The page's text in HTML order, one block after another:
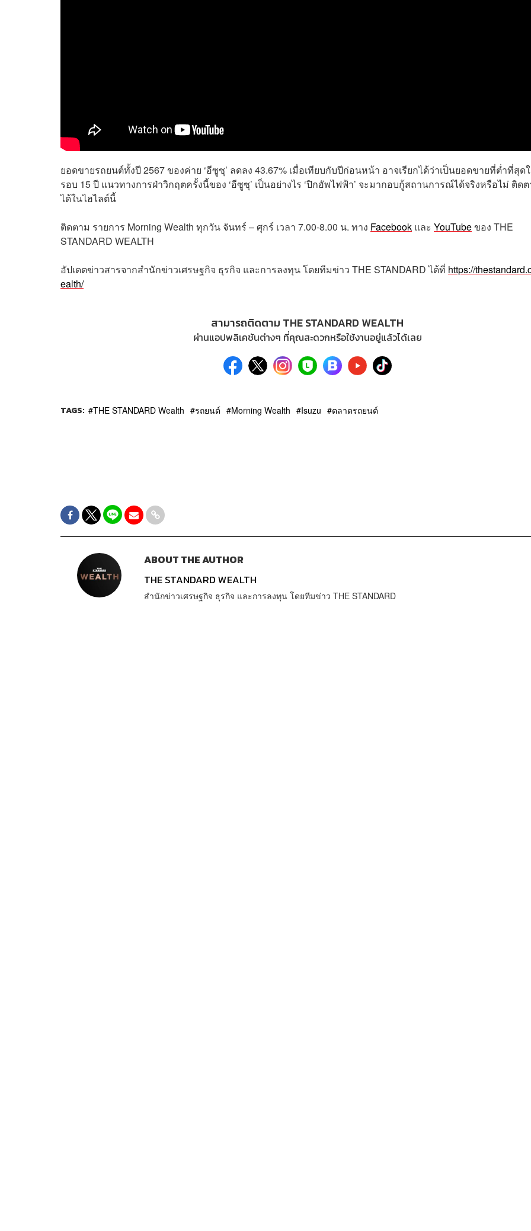
ยอดขายรถยนต์ทั้งปี 2567 ของค่าย ‘อีซูซุ’ ลดลง 43.67% เมื่อเทียบกับปีก่อนหน้า อาจเรียกได้ว่าเป็นยอดขายที่ต่ำที่สุด
รอบ 15 ปี แนวทางการฝ่าวิกฤตครั้งนี้ของ ‘อีซูซุ’ เป็นอย่างไร ‘ปิกอัพไฟฟ้า’ จะมากอบกู้สถานการณ์ได้จริงหรือไม่ ติด
ได้ในไฮไลต์นี้
ติดตาม รายการ Morning Wealth ทุกวัน จันทร์ –ศุกร์ เวลา 7.00-8.00 น. ทาง Facebook และ YouTubeของ THE
STANDARD WEALTH
อัปเดตข่าวสารจากสำนักข่าวเศรษฐกิจ ธุรกิจ และการลงทุน โดยทีมข่าว THE STANDARDได้ที่ https://
ealth/
สามารถติดตาม THE STANDARD WEALTH
ผ่านแอปพลิเคชันต่างๆ ที่คุณสะดวกหรือใช้งานอยู่แล้วได้เลย
TAGS: THE STANDARD Wealth รถยนต์ Morning Wealth Isuzu ตลาดรถยนต์
ABOUT THE AUTHOR
THE STANDARD WEALTH
สำนักข่าวเศรษฐกิจ ธุรกิจ และการลงทุน โดยทีมข่าว THE STANDARD